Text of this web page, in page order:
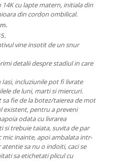
cu lapte matern, initiala din
din cordon ombilical.
vine insotit de un snur
detalii despre stadiul in care
incluziunile pot fi livrate
de luni, marti si miercuri.
sa fie de la botez/taierea de mot
existent, pentru a preveni
odata cu livrarea
si trebuie taiata, suvita de par
inainte, apoi ambalata intr-
sa nu o indoiti, caci se
sa etichetati plicul cu